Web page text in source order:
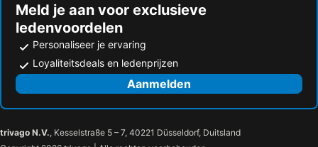
Meld je aan voor exclusieve
ledenvoordelen
Personaliseer je ervaring
Loyaliteitsdeals en ledenprijzen
Aanmelden
trivago N.V., Kesselstraße 5 – 7, 40221 Düsseldorf, Duitsland